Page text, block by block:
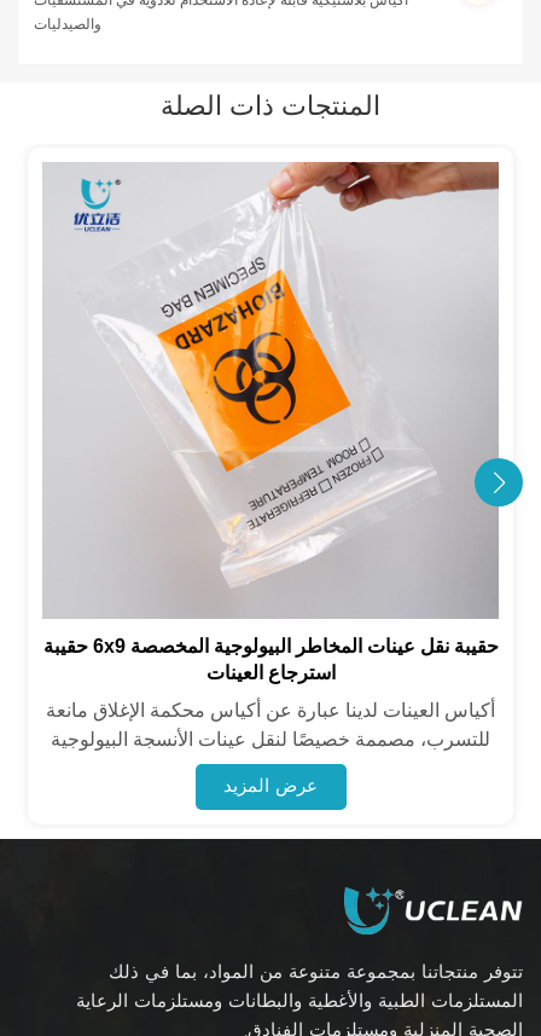
والصيدليات
المنتجات ذات الصلة
حقيبة نقل عينات المخاطر البيولوجية المخصصة 6x9 حقيبة
استرجاع العينات
أكياس العينات لدينا عبارة عن أكياس محكمة الإغلاق مانعة
للتسرب، مصممة خصيصًا لنقل عينات الأنسجة البيولوجية
بأمان وموثوقية. يحتوي كل كيس على منطقة مخصصة
لوضع الملصقات لتحديد هوية المريض والعينة بدقة،
عرض المزيد
تتوفر منتجاتنا بمجموعة متنوعة من المواد، بما في ذلك
المستلزمات الطبية والأغطية والبطانات ومستلزمات الرعاية